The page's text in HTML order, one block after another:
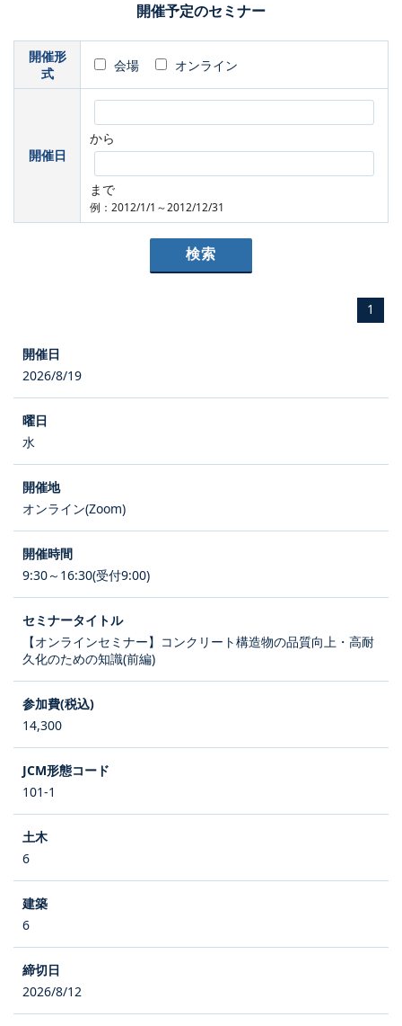
開催予定のセミナー
開催形
式
会場 オンライン
開催日
から
まで
例：2012/1/1～2012/12/31
1
2026/8/19
水
オンライン(Zoom)
9:30～16:30(受付9:00)
【オンラインセミナー】コンクリート構造物の品質向上・高耐
久化のための知識(前編)
14,300
101-1
6
6
2026/8/12